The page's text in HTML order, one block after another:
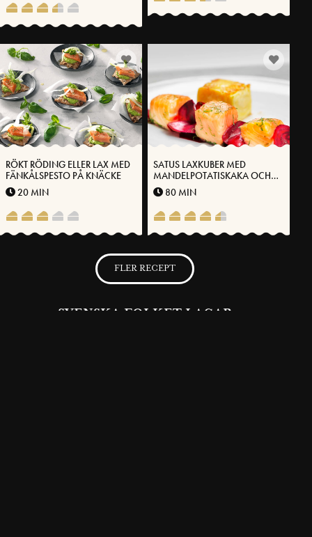
RÖKT RÖDING ELLER LAX MED
FÄNKÅLSPESTO PÅ KNÄCKE
20 MIN
SATUS LAXKUBER MED
MANDELPOTATISKAKA OCH
RÖDBETOR
80 MIN
FLER RECEPT
SVENSKA FOLKET LAGAR